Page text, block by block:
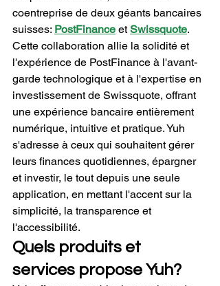
coentreprise de deux géants bancaires
suisses: PostFinance et Swissquote.
Cette collaboration allie la solidité et
l'expérience de PostFinance à l'avant-
garde technologique et à l'expertise en
investissement de Swissquote, offrant
une expérience bancaire entièrement
numérique, intuitive et pratique. Yuh
s'adresse à ceux qui souhaitent gérer
leurs finances quotidiennes, épargner
et investir, le tout depuis une seule
application, en mettant l'accent sur la
simplicité, la transparence et
l'accessibilité.
Quels produits et
services propose Yuh?